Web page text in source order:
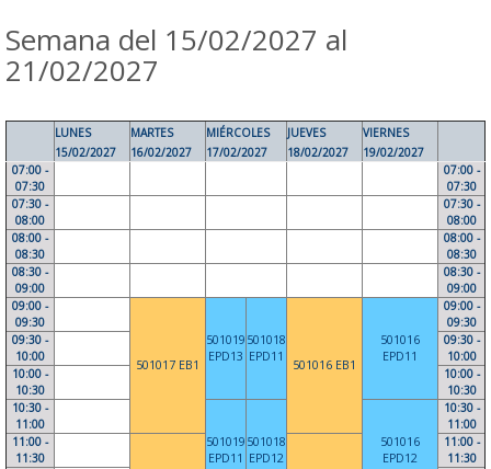
Semana del 15/02/2027 al
21/02/2027
LUNES
15/02/2027
MARTES
16/02/2027
MIÉRCOLES
17/02/2027
JUEVES
18/02/2027
VIERNES
19/02/2027
07:00 -
07:30
07:00 -
07:30
07:30 -
08:00
07:30 -
08:00
08:00 -
08:30
08:00 -
08:30
08:30 -
09:00
08:30 -
09:00
09:00 -
09:30
501017 EB1
501019
EPD13
501018
EPD11
501016 EB1
501016
EPD11
09:00 -
09:30
09:30 -
10:00
09:30 -
10:00
10:00 -
10:30
10:00 -
10:30
10:30 -
11:00
501019
EPD11
501018
EPD12
501016
EPD12
10:30 -
11:00
11:00 -
11:30
11:00 -
11:30